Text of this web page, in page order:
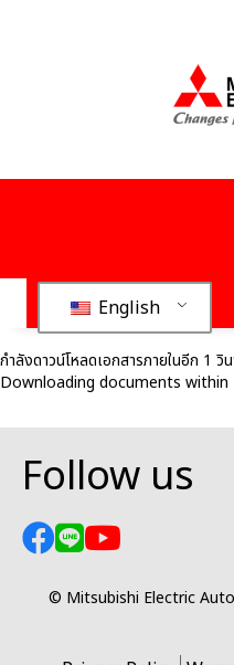
English
กำลังดาวน์โหลดเอกสารภายในอีก 1 วิ
Downloading documents within
Follow us
© Mitsubishi Electric